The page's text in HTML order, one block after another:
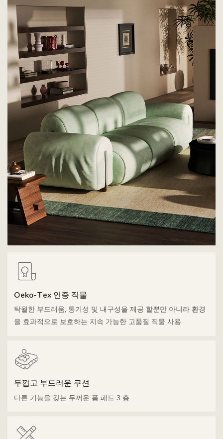
Oeko-Tex 인증 직물
탁월한 부드러움, 통기성 및 내구성을 제공 할뿐만 아니라 환경
을 효과적으로 보호하는 지속 가능한 고품질 직물 사용
두껍고 부드러운 쿠션
다른 기능을 갖는 두꺼운 폼 패드 3 층